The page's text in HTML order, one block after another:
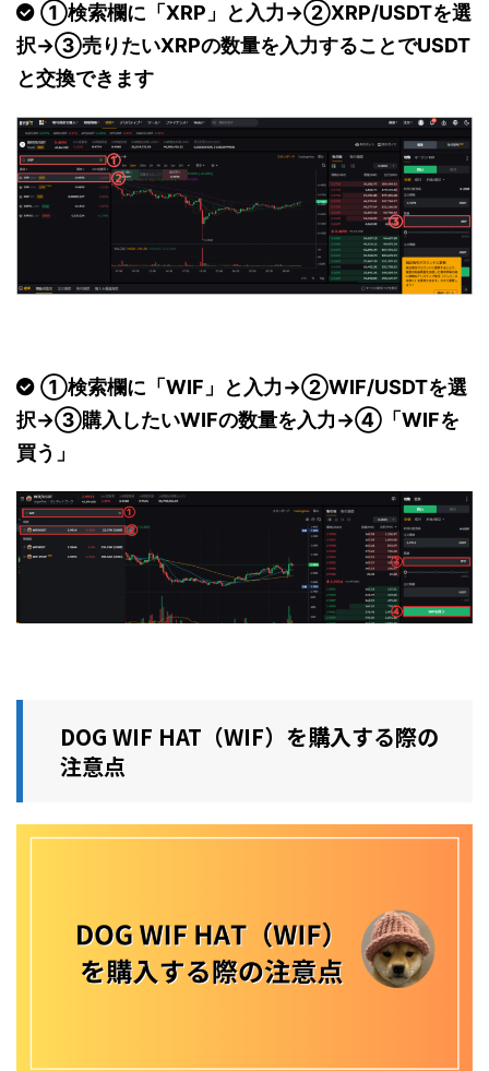
①検索欄に「XRP」と入力→②XRP/USDTを選
択→③売りたいXRPの数量を入力することでUSDT
と交換できます
①検索欄に「WIF」と入力→②WIF/USDTを選
択→③購入したいWIFの数量を入力→④「WIFを
買う」
DOG WIF HAT（WIF）を購入する際の
注意点